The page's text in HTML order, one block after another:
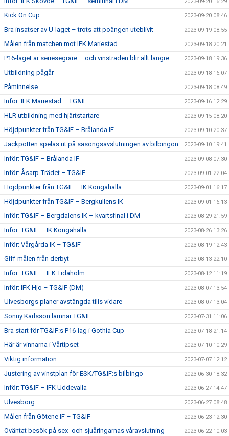
Kick On Cup 2023-09-20 08:46
Bra insatser av U-laget – trots att poängen uteblivit 2023-09-19 08:55
Målen från matchen mot IFK Mariestad 2023-09-18 20:21
P16-laget är seriesegrare – och vinstraden blir allt längre 2023-09-18 19:36
Utbildning pågår 2023-09-18 16:07
Påminnelse 2023-09-18 08:49
Inför: IFK Mariestad – TG&IF 2023-09-16 12:29
HLR utbildning med hjärtstartare 2023-09-15 08:20
Höjdpunkter från TG&IF – Brålanda IF 2023-09-10 20:37
Jackpotten spelas ut på säsongsavslutningen av bilbingon 2023-09-10 19:41
Inför: TG&IF – Brålanda IF 2023-09-08 07:30
Inför: Åsarp-Trädet – TG&IF 2023-09-01 22:04
Höjdpunkter från TG&IF – IK Kongahälla 2023-09-01 16:17
Höjdpunkter från TG&IF – Bergkullens IK 2023-09-01 16:13
Inför: TG&IF – Bergdalens IK – kvartsfinal i DM 2023-08-29 21:59
Inför: TG&IF – IK Kongahälla 2023-08-26 13:26
Inför: Vårgårda IK – TG&IF 2023-08-19 12:43
Giff-målen från derbyt 2023-08-13 22:10
Inför: TG&IF – IFK Tidaholm 2023-08-12 11:19
Inför: IFK Hjo – TG&IF (DM) 2023-08-07 13:54
Ulvesborgs planer avstängda tills vidare 2023-08-07 13:04
Sonny Karlsson lämnar TG&IF 2023-07-31 11:06
Bra start för TG&IF:s P16-lag i Gothia Cup 2023-07-18 21:14
Här är vinnarna i Vårtipset 2023-07-10 10:29
Viktig information 2023-07-07 12:12
Justering av vinstplan för ESK/TG&IF:s bilbingo 2023-06-30 18:32
Inför: TG&IF – IFK Uddevalla 2023-06-27 14:47
Ulvesborg 2023-06-27 08:48
Målen från Götene IF – TG&IF 2023-06-23 12:30
Oväntat besök på sex- och sjuåringarnas våravslutning 2023-06-22 10:03